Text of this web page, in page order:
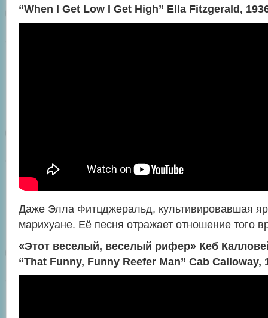
“When I Get Low I Get High” Ella Fitzgerald,
Даже Элла Фитцджеральд, культивировавшая
марихуане. Её песня отражает отношение того
«Этот веселый, веселый рифер» Кеб
“That Funny, Funny Reefer Man” Cab Calloway,